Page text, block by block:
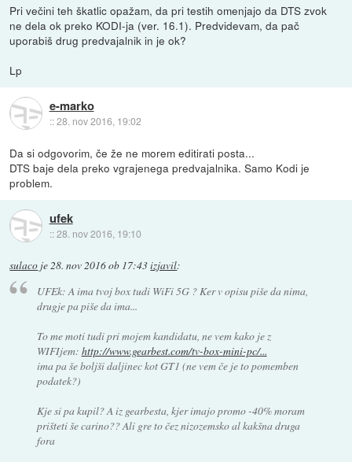
Pri večini teh škatlic opažam, da pri testih omenjajo da DTS zvok
ne dela ok preko KODI-ja (ver. 16.1). Predvidevam, da pač
uporabiš drug predvajalnik in je ok?
Lp
e-marko
::28. nov 2016, 19:02
Da si odgovorim, če že ne morem editirati posta...
DTS baje dela preko vgrajenega predvajalnika. Samo Kodi je
problem.
ufek
::28. nov 2016, 19:10
sulaco je28. nov 2016 ob 17:43izjavil:
UFEk: A ima tvoj box tudi WiFi 5G ? Ker v opisu piše da nima,
drugje pa piše da ima...
To me moti tudi pri mojem kandidatu, ne vem kako je z
WIFIjem: http://www.gearbest.com/tv-box-mini-pc/...
ima pa še boljši daljinec kot GT1 (ne vem če je to pomemben
podatek?)
Kje si pa kupil? A iz gearbesta, kjer imajo promo -40% moram
prišteti še carino?? Ali gre to čez nizozemsko al kakšna druga
fora